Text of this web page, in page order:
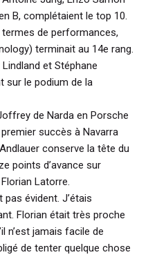
B, complétaient le top 10.
de performances,
terminait au 14e rang.
et Stéphane
sur le podium de la
de Narda en Porsche
succès à Navarra
conserve la tête du
points d’avance sur
Latorre.
pas évident. J’étais
Florian était très proche
n’est jamais facile de
de tenter quelque chose